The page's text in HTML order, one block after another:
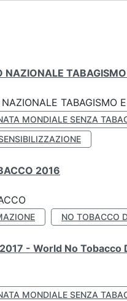
TABAGISMO
MONDIALE SENZA
2016
NO TOBACCO
- World No Tobacco
MONDIALE SENZA